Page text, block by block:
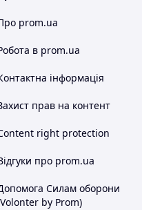
prom.ua
в prom.ua
інформація
прав на контент
right protection
про prom.ua
Силам оборони
by Prom)